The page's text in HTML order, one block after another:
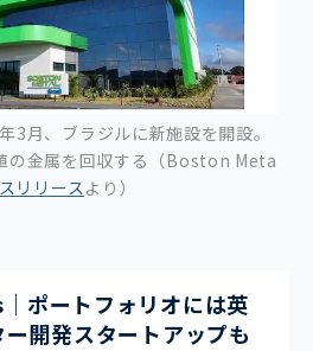
月、ブラジルに新施設を開設。
の金属を回収する（Boston Meta
リリースより）
ポートフォリオには英
開発スタートアップも